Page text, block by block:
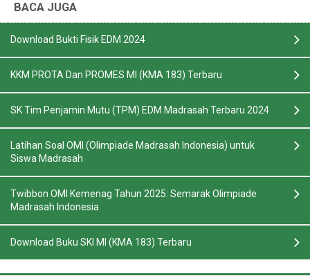
BACA JUGA
Download Bukti Fisik EDM 2024
KKM PROTA Dan PROMES MI (KMA 183) Terbaru
SK Tim Penjamin Mutu (TPM) EDM Madrasah Terbaru 2024
Latihan Soal OMI (Olimpiade Madrasah Indonesia) untuk
Siswa Madrasah
Twibbon OMI Kemenag Tahun 2025: Semarak Olimpiade
Madrasah Indonesia
Download Buku SKI MI (KMA 183) Terbaru